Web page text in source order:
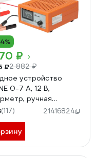
₽
₽2 882 ₽
устройство
0-7 А, 12 В,
ручная
зарядного
(117) 21416824